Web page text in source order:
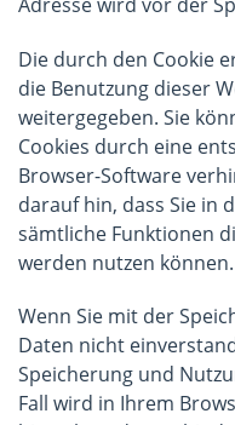
Die durch den Cookie
die Benutzung dieser
weitergegeben. Sie
Cookies durch eine
Browser-Software
darauf hin, dass Sie in
sämtliche Funktionen
werden nutzen können.
Wenn Sie mit der
Daten nicht
Speicherung und
Fall wird in Ihrem